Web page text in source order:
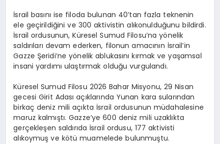
İsrail basını ise filoda bulunan 40’tan fazla teknenin
ele geçirildiğini ve 300 aktivistin alıkonulduğunu bildirdi.
İsrail ordusunun, Küresel Sumud Filosu’na yönelik
saldırıları devam ederken, filonun amacının İsrail’in
Gazze Şeridi’ne yönelik ablukasını kırmak ve yaşamsal
insani yardımı ulaştırmak olduğu vurgulandı.
Küresel Sumud Filosu 2026 Bahar Misyonu, 29 Nisan
gecesi Girit Adası açıklarında Yunan kara sularından
birkaç deniz mili açıkta İsrail ordusunun müdahalesine
maruz kalmıştı. Gazze’ye 600 deniz mili uzaklıkta
gerçekleşen saldırıda İsrail ordusu, 177 aktivisti
alıkoymuş ve kötü muamelede bulunmuştu.